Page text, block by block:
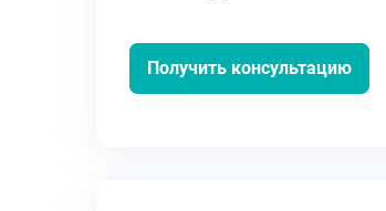
Получить консультацию